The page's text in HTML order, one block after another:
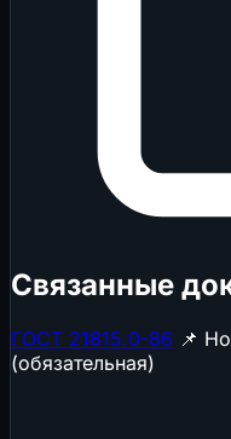
Связанные
ГОСТ 21815.0-86 📌
(обязательная)